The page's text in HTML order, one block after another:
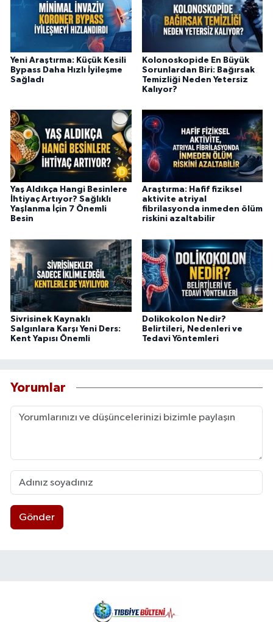
Yeni Araştırma: Küçük Kesili
Bypass Daha Hızlı İyileşme
Sağladı
Kolonoskopide En Büyük
Sorunlardan Biri: Bağırsak
Temizliği Neden Yetersiz
Kalıyor?
Yaş Aldıkça Hangi Besinlere
İhtiyaç Artıyor? Sağlıklı
Yaşlanma İçin 7 Önemli
Besin
Araştırma: Hafif fiziksel
aktivite atriyal
fibrilasyonda inmeden ölüm
riskini azaltabilir
Sivrisinek Kaynaklı
Salgınlara Karşı Yeni Ders:
Kent Yapısı Önemli
Dolikokolon Nedir?
Belirtileri, Nedenleri ve
Tedavi Yöntemleri
Yorumlar
Gönder